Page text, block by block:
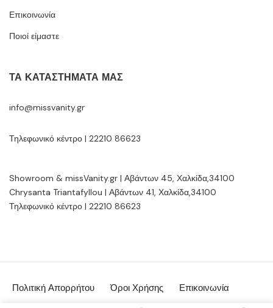
Επικοινωνία
Ποιοί είμαστε
ΤΑ ΚΑΤΑΣΤΉΜΑΤΆ ΜΑΣ
info@missvanity.gr
Τηλεφωνικό κέντρο | 22210 86623
Showroom & missVanity.gr | Αβάντων 45, Χαλκίδα,34100
Chrysanta Triantafyllou | Αβάντων 41, Χαλκίδα,34100
Τηλεφωνικό κέντρο | 22210 86623
Πολιτική Απορρήτου Όροι Χρήσης Επικοινωνία